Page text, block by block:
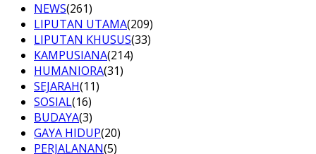
NEWS(261)
LIPUTAN UTAMA(209)
LIPUTAN KHUSUS(33)
KAMPUSIANA(214)
HUMANIORA(31)
SEJARAH(11)
SOSIAL(16)
BUDAYA(3)
GAYA HIDUP(20)
PERJALANAN(5)